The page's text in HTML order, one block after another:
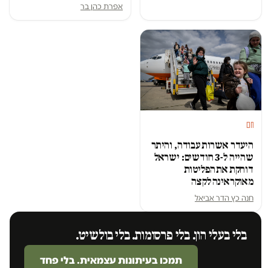
אפרת כהן בר
חם
היעדר אשרות עבודה, והיתר
שהייה ל-3 חודשים: ישראל
דוחקת את הפליטות
מאוקראינה לקצה
חנה כץ הדר אביאל
בלי בעלי הון. בלי פרסומות. בלי בולשיט.
תמכו בעיתונות עצמאית. בלי פחד